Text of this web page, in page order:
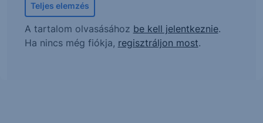
Teljes elemzés
A tartalom olvasásához be kell jelentkeznie.
Ha nincs még fiókja, regisztráljon most.